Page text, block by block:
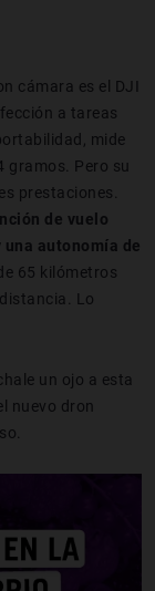
cámara es el DJI
a tareas
mide
gramos. Pero su
prestaciones.
de vuelo
autonomía de
65 kilómetros
Lo
un ojo a esta
nuevo dron